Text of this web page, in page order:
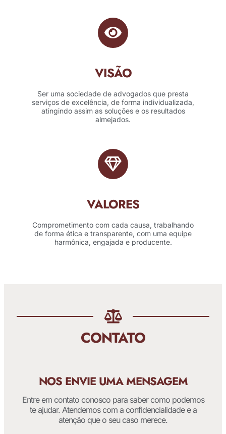
VISÃO
Ser uma sociedade de advogados que presta
serviços de excelência, de forma individualizada,
atingindo assim as soluções e os resultados
almejados.
VALORES
Comprometimento com cada causa, trabalhando
de forma ética e transparente, com uma equipe
harmônica, engajada e producente.
CONTATO
NOS ENVIE UMA MENSAGEM
Entre em contato conosco para saber como podemos
te ajudar. Atendemos com a confidencialidade e a
atenção que o seu caso merece.